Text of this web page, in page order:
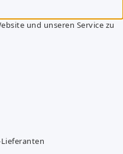
und unseren Service zu